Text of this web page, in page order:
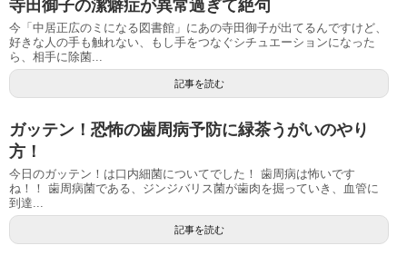
寺田御子の潔癖症が異常過ぎて絶句
今「中居正広のミになる図書館」にあの寺田御子が出てるんですけど、
好きな人の手も触れない、もし手をつなぐシチュエーションになった
ら、相手に除菌...
記事を読む
ガッテン！恐怖の歯周病予防に緑茶うがいのやり
方！
今日のガッテン！は口内細菌についてでした！ 歯周病は怖いです
ね！！ 歯周病菌である、ジンジバリス菌が歯肉を掘っていき、血管に
到達...
記事を読む